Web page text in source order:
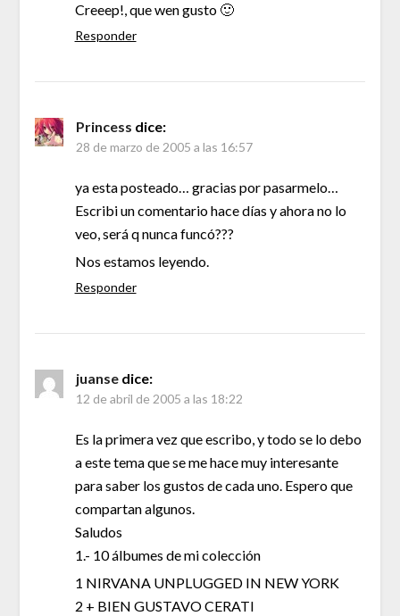
Creeep!, que wen gusto 🙂
Responder
Princess dice:
28 de marzo de 2005 a las 16:57
ya esta posteado… gracias por pasarmelo…
Escribi un comentario hace días y ahora no lo
veo, será q nunca funcó???
Nos estamos leyendo.
Responder
juanse dice:
12 de abril de 2005 a las 18:22
Es la primera vez que escribo, y todo se lo debo
a este tema que se me hace muy interesante
para saber los gustos de cada uno. Espero que
compartan algunos.
Saludos
1.- 10 álbumes de mi colección
1 NIRVANA UNPLUGGED IN NEW YORK
2 + BIEN GUSTAVO CERATI